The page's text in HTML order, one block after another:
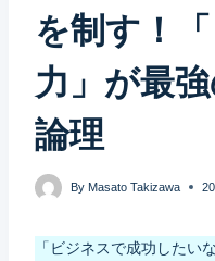
を制す！
力」が最
論理
By Masato Takizawa
「ビジネスで成功したい